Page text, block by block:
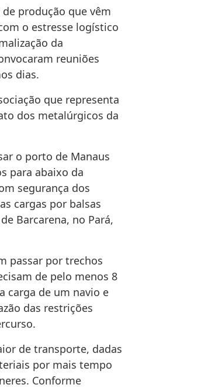
produção que vêm
o estresse logístico
da
reuniões
dias.
que representa
dos metalúrgicos da
o porto de Manaus
para abaixo da
segurança dos
cargas por balsas
Barcarena, no Pará,
passar por trechos
de pelo menos 8
carga de um navio e
das restrições
de transporte, dadas
por mais tempo
Conforme